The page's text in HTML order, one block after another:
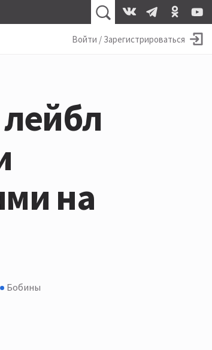
Войти / Зарегистрироваться
на
Бобины